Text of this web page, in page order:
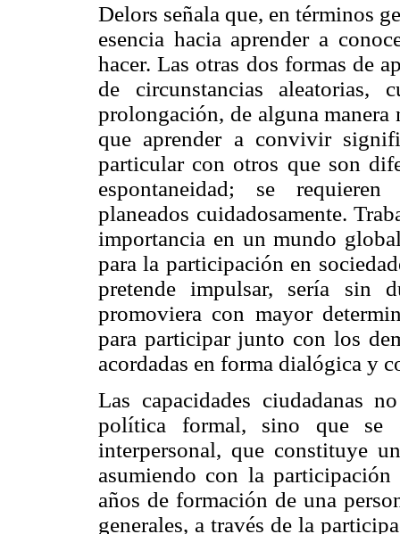
Delors señala que, en términos
esencia hacia aprender a
hacer. Las otras dos formas de
de circunstancias aleatorias,
prolongación, de alguna
que aprender a convivir
particular con otros que son
espontaneidad; se
planeados cuidadosamente.
importancia en un mundo
para la participación en
pretende impulsar, sería sin
promoviera con mayor
para participar junto con los
acordadas en forma dialógica y
Las capacidades ciudadanas
política formal, sino que se
interpersonal, que constituye
asumiendo con la
años de formación de una
generales, a través de la